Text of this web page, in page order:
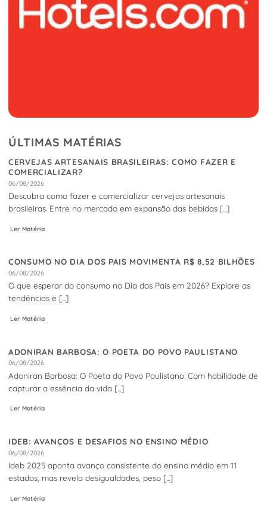
ÚLTIMAS MATÉRIAS
CERVEJAS ARTESANAIS BRASILEIRAS: COMO FAZER E
COMERCIALIZAR?
06/08/2026
Descubra como fazer e comercializar cervejas artesanais
brasileiras. Entre no mercado em expansão das bebidas [...]
Ler Matéria
CONSUMO NO DIA DOS PAIS MOVIMENTA R$ 8,52 BILHÕES
06/08/2026
O que esperar do consumo no Dia dos Pais em 2026? Explore as
tendências e [...]
Ler Matéria
ADONIRAN BARBOSA: O POETA DO POVO PAULISTANO
06/08/2026
Adoniran Barbosa: O Poeta do Povo Paulistano. Com habilidade de
capturar a essência da vida [...]
Ler Matéria
IDEB: AVANÇOS E DESAFIOS NO ENSINO MÉDIO
06/08/2026
Ideb 2025 aponta avanço consistente do ensino médio em 11
estados, mas revela desigualdades, peso [...]
Ler Matéria